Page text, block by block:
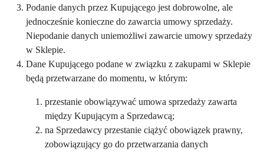
Podanie danych przez Kupującego jest dobrowolne, ale
jednocześnie konieczne do zawarcia umowy sprzedaży.
Niepodanie danych uniemożliwi zawarcie umowy sprzedaży
w Sklepie.
Dane Kupującego podane w związku z zakupami w Sklepie
będą przetwarzane do momentu, w którym:
przestanie obowiązywać umowa sprzedaży zawarta
między Kupującym a Sprzedawcą;
na Sprzedawcy przestanie ciążyć obowiązek prawny,
zobowiązujący go do przetwarzania danych